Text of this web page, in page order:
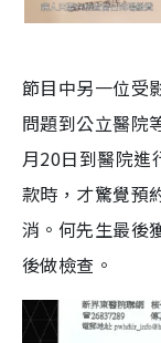
節目中另一位受
問題到公立醫院
月20日到醫院進
款時，才驚覺預
消。何先生最後
後做檢查。